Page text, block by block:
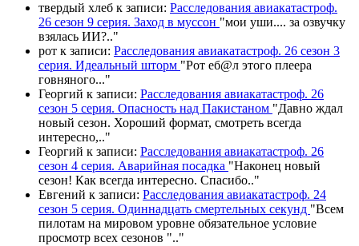
твердый хлеб к записи: Расследования авиакатастроф.
26 сезон 9 серия. Заход в муссон "мои уши.... за озвучку
взялась ИИ?.."
рот к записи: Расследования авиакатастроф. 26 сезон 3
серия. Идеальный шторм "Рот еб@л этого плеера
говняного..."
Георгий к записи: Расследования авиакатастроф. 26
сезон 5 серия. Опасность над Пакистаном "Давно ждал
новый сезон. Хороший формат, смотреть всегда
интересно,.."
Георгий к записи: Расследования авиакатастроф. 26
сезон 4 серия. Аварийная посадка "Наконец новый
сезон! Как всегда интересно. Спасибо.."
Евгений к записи: Расследования авиакатастроф. 24
сезон 5 серия. Одиннадцать смертельных секунд "Всем
пилотам на мировом уровне обязательное условие
просмотр всех сезонов ".."